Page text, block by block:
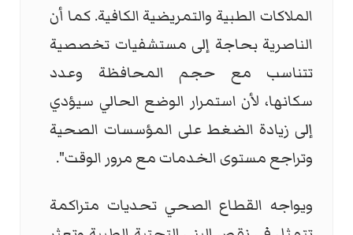
الملاكات الطبية والتمريضية الكافية. كما أن
الناصرية بحاجة إلى مستشفيات تخصصية
تتناسب مع حجم المحافظة وعدد
سكانها، لأن استمرار الوضع الحالي سيؤدي
إلى زيادة الضغط على المؤسسات الصحية
وتراجع مستوى الخدمات مع مرور الوقت".
ويواجه القطاع الصحي تحديات متراكمة